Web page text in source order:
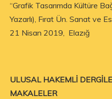
“Grafik Tasarımda Kültüre
Yazarlı), Fırat Ün. Sanat ve
21 Nisan 2019, Elazığ
ULUSAL HAKEMLİ
MAKALELER